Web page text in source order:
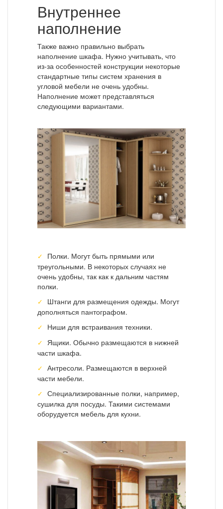
Внутреннее
наполнение
Также важно правильно выбрать
наполнение шкафа. Нужно учитывать, что
из-за особенностей конструкции некоторые
стандартные типы систем хранения в
угловой мебели не очень удобны.
Наполнение может представляться
следующими вариантами.
Полки. Могут быть прямыми или
треугольными. В некоторых случаях не
очень удобны, так как к дальним частям
полки.
Штанги для размещения одежды. Могут
дополняться пантографом.
Ниши для встраивания техники.
Ящики. Обычно размещаются в нижней
части шкафа.
Антресоли. Размещаются в верхней
части мебели.
Специализированные полки, например,
сушилка для посуды. Такими системами
оборудуется мебель для кухни.